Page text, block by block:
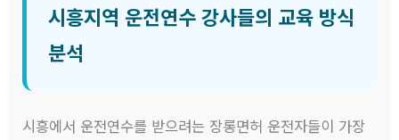
시흥지역 운전연수 강사들의 교육 방식
분석
시흥에서 운전연수를 받으려는 장롱면허 운전자들이 가장